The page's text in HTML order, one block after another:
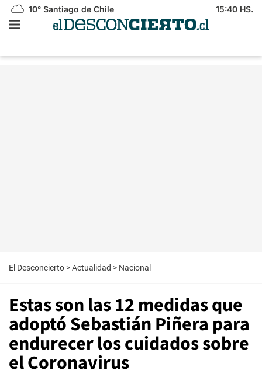
10° Santiago de Chile 15:40 HS.
El Desconcierto >Actualidad > Nacional
Estas son las 12 medidas que
adoptó Sebastián Piñera para
endurecer los cuidados sobre
el Coronavirus